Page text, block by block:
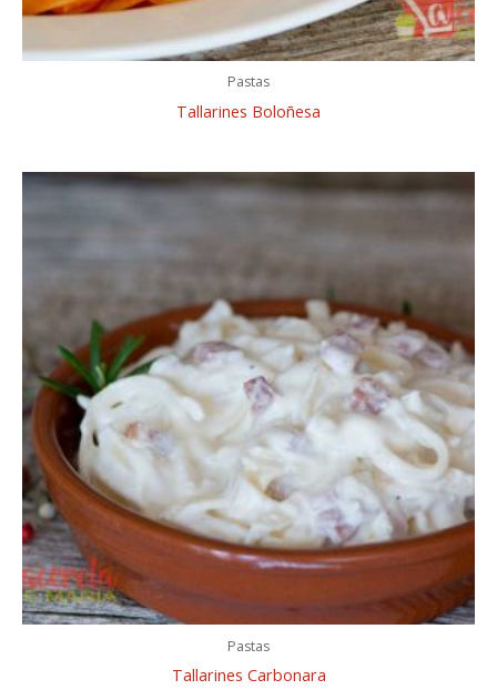
Pastas
Tallarines Boloñesa
Pastas
Tallarines Carbonara